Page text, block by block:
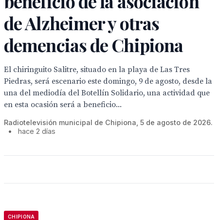
de Alzheimer y otras
demencias de Chipiona
El chiringuito Salitre, situado en la playa de Las Tres
Piedras, será escenario este domingo, 9 de agosto, desde la
una del mediodía del Botellín Solidario, una actividad que
en esta ocasión será a beneficio...
Radiotelevisión municipal de Chipiona, 5 de agosto de 2026.
•
hace 2 días
CHIPIONA